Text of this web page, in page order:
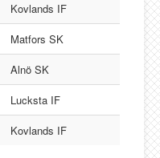
Kovlands IF
Matfors SK
Alnö SK
Lucksta IF
Kovlands IF